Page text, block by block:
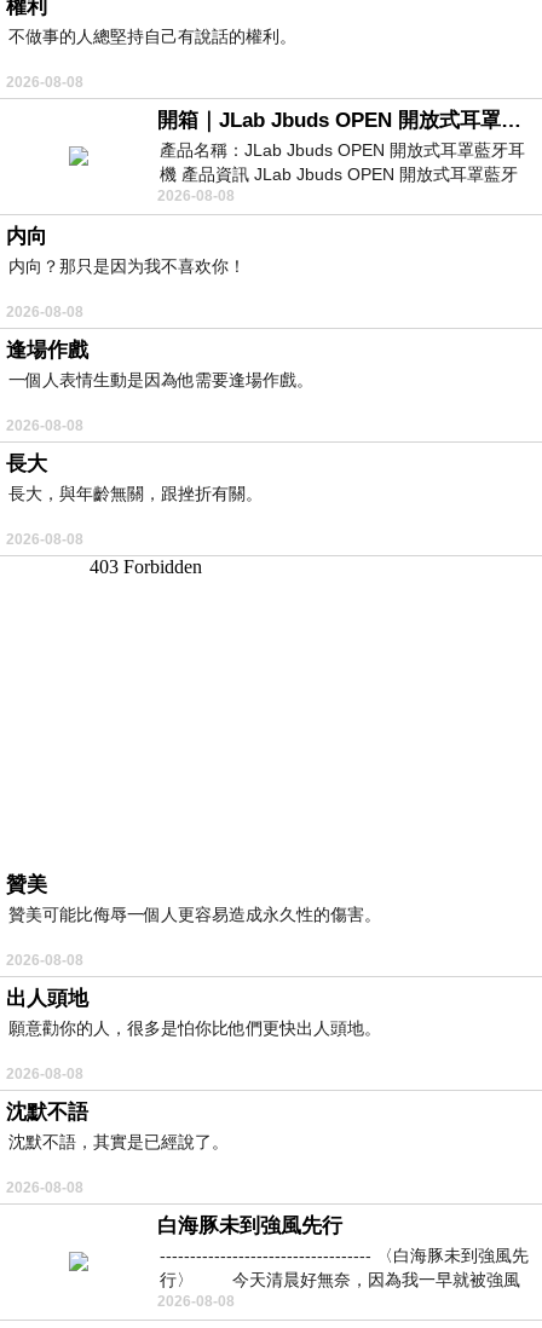
權利
不做事的人總堅持自己有說話的權利。
2026-08-08
開箱｜JLab Jbuds OPEN 開放式耳罩藍牙耳機 - 設計美學，輕巧、透氣、環境音全物理達成！
產品名稱：JLab Jbuds OPEN 開放式耳罩藍牙耳
機 產品資訊 JLab Jbuds OPEN 開放式耳罩藍牙
耳機評語：非常有特色，值得喜愛美型工
2026-08-08
内向
内向？那只是因为我不喜欢你！
2026-08-08
逢場作戲
一個人表情生動是因為他需要逢場作戲。
2026-08-08
長大
長大，與年齡無關，跟挫折有關。
2026-08-08
贊美
贊美可能比侮辱一個人更容易造成永久性的傷害。
2026-08-08
出人頭地
願意勸你的人，很多是怕你比他們更快出人頭地。
2026-08-08
沈默不語
沈默不語，其實是已經說了。
2026-08-08
白海豚未到強風先行
----------------------------------- 〈白海豚未到強風先
行〉 今天清晨好無奈，因為我一早就被強風
2026-08-08